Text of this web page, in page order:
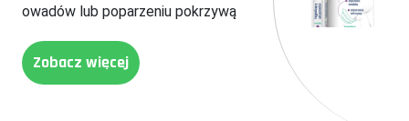
owadów lub poparzeniu pokrzywą
Zobacz więcej